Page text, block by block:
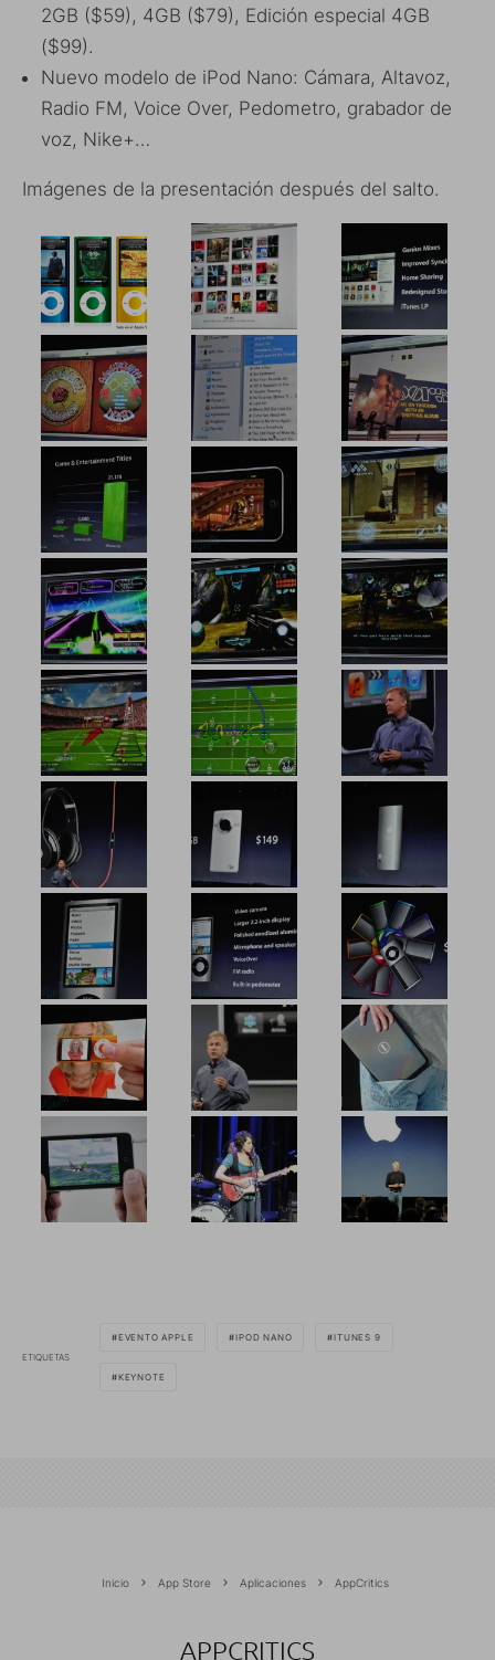
2GB ($59), 4GB ($79), Edición especial 4GB
($99).
Nuevo modelo de iPod Nano: Cámara, Altavoz,
Radio FM, Voice Over, Pedometro, grabador de
voz, Nike+…
Imágenes de la presentación después del salto.
ETIQUETAS
EVENTO APPLE IPOD NANO ITUNES 9
KEYNOTE
Inicio App Store Aplicaciones AppCritics
APPCRITICS